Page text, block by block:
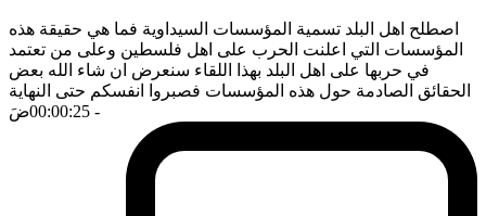
اصطلح اهل البلد تسمية المؤسسات السيداوية فما هي حقيقة هذه
المؤسسات التي اعلنت الحرب على اهل فلسطين وعلى من تعتمد
في حربها على اهل البلد بهذا اللقاء سنعرض ان شاء الله بعض
الحقائق الصادمة حول هذه المؤسسات فصبروا انفسكم حتى النهاية
- 00:00:25
ضَ